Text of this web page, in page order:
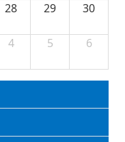
28 29 30
4 5 6